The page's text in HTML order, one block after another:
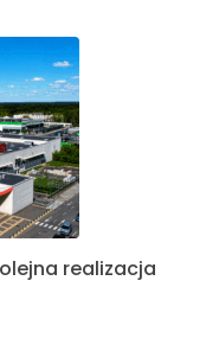
realizacja